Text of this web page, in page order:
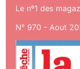
Le nº1 des
N° 970 - Aout